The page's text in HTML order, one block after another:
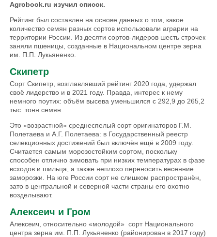
Agrobook.ru изучил список.
Рейтинг был составлен на основе данных о том, какое
количество семян разных сортов использовали аграрии на
территории России. Из десяти сортов-лидеров шесть строчек
заняли пшеницы, созданные в Национальном центре зерна
им. П.П. Лукьяненко.
Скипетр
Сорт Скипетр, возглавлявший рейтинг 2020 года, удержал
своё лидерство и в 2021 году. Правда, интерес к нему
немного поутих: объём высева уменьшился с 292,9 до 265,2
тыс. тонн семян.
Это «возрастной» среднеспелый сорт оригинаторов Г.М.
Полетаева и А.Г. Полетаева: в Государственный реестр
селекционных достижений был включён ещё в 2009 году.
Считается самым морозостойким сортом, поскольку
способен отлично зимовать при низких температурах в фазе
всходов и шильца, а также неплохо переносить весенние
заморозки. На юге России сорт не слишком распространён,
зато в центральной и северной части страны его охотно
возделывают.
Алексеич и Гром
Алексеич, относительно «молодой» сорт Национального
центра зерна им. П.П. Лукьяненко (районирован в 2017 году)